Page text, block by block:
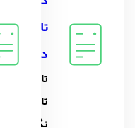
تاریخ
دهم
تاریخ و
تاریخ